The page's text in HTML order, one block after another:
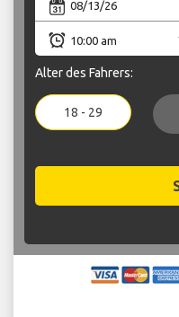
Alter des Fahrers:
18 - 29